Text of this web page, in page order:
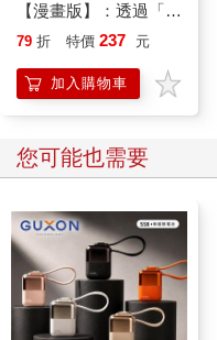
的人。宣稱自己遇到怪事的
這樣的事：
是故意的還是不小心，弄
轉頭看向他們——這是其中
入夜以後，年輕人遇到鬼壓
持棒子，爬到動彈不得的自
人偶們用帶來的棒子，依序
讓人經歷到火燒火燎般的劇
時年輕人實在太害怕了，忍
發生。過了一會，鬼壓床解
偶們已消失不見。
隔天早上，年輕人聯絡一起
【漫畫版】：透過「小
行動」打開大腦的行動
「行動派」的37個科
學方法
79 折 特價 237 元
加入購物車
您可能也需要